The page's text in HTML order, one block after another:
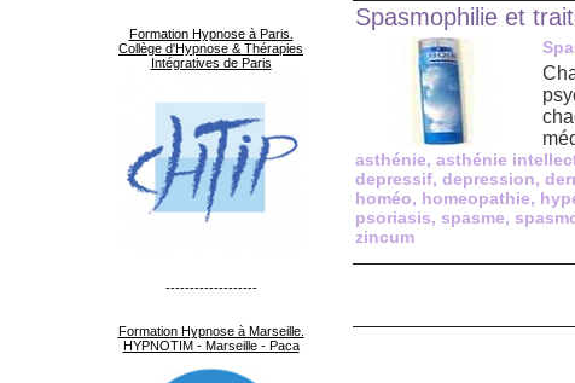
Formation Hypnose à Paris.
Collège d'Hypnose & Thérapies
Intégratives de Paris
-------------------
Formation Hypnose à Marseille.
HYPNOTIM - Marseille - Paca
Spasmophilie et
asthénie, asthénie
depressif, depression,
homéo, homeopathie,
psoriasis, spasme,
zincum